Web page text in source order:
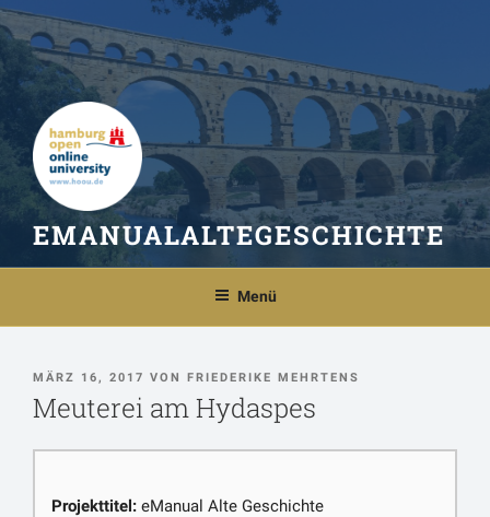
Zum
Inhalt
springen
EMANUALALTEGESCHICHTE
Menü
VERÖFFENTLICHT
MÄRZ 16, 2017 VON FRIEDERIKE MEHRTENS
Meuterei am Hydaspes
Projekttitel: eManual Alte Geschichte